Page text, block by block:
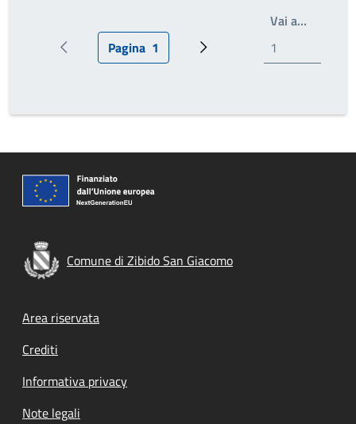
Pagina precedentePagina attuale
Pagina 1 Prossima pagina
Vai a…
Comune di Zibido San Giacomo
Footer menu
Area riservata
Crediti
Informativa privacy
Note legali